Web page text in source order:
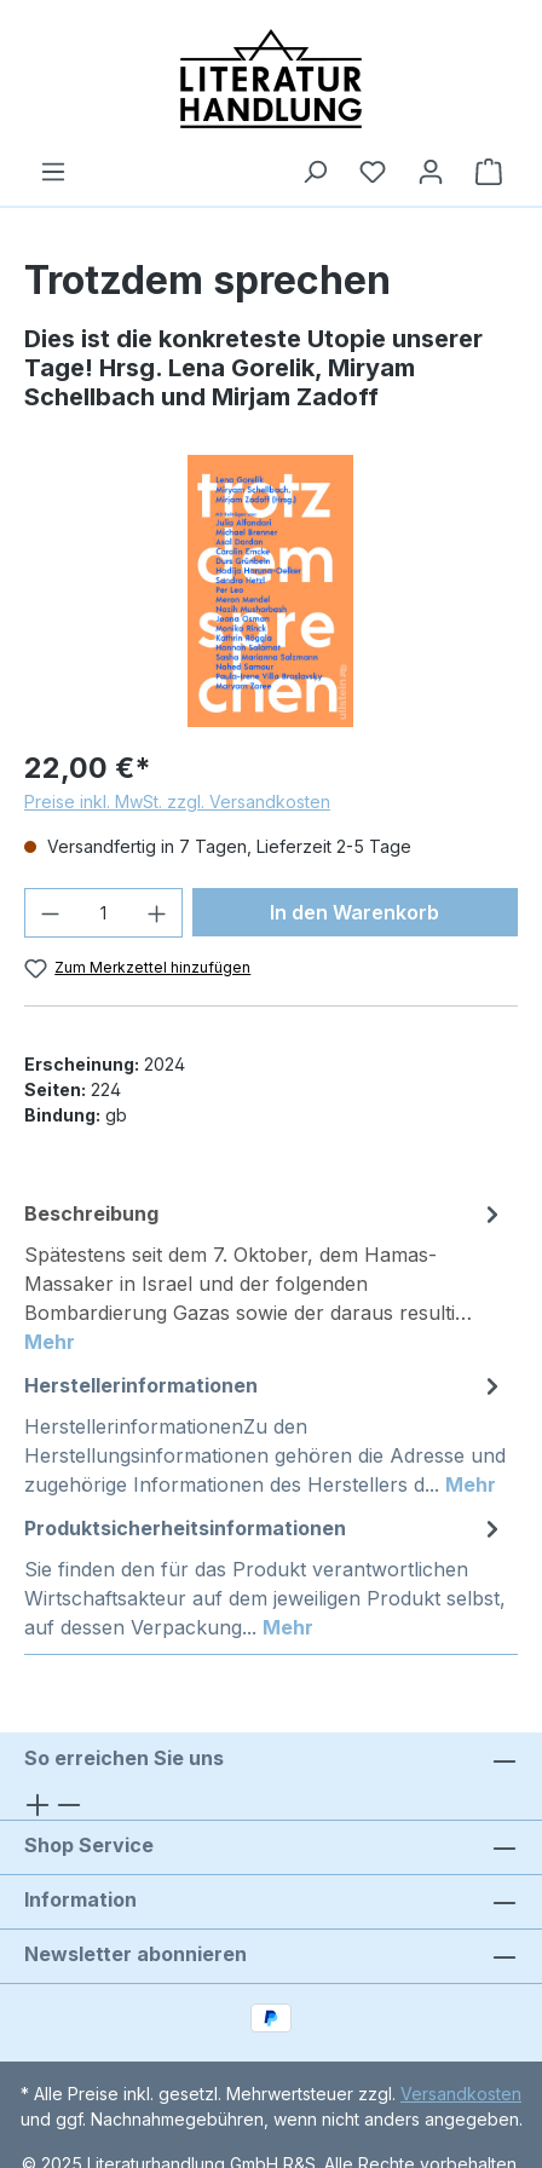
Trotzdem sprechen
Dies ist die konkreteste Utopie unserer
Tage! Hrsg. Lena Gorelik, Miryam
Schellbach und Mirjam Zadoff
22,00 €*
Preise inkl. MwSt. zzgl. Versandkosten
Versandfertig in 7 Tagen, Lieferzeit 2-5 Tage
Produkt Anzahl: Gib denIn den Warenkorb
Zum Merkzettel hinzufügen
Erscheinung: 2024
Seiten: 224
Bindung: gb
Beschreibung
Spätestens seit dem 7. Oktober, dem Hamas-
Massaker in Israel und der folgenden
Bombardierung Gazas sowie der daraus resulti…
Mehr
Herstellerinformationen
HerstellerinformationenZu den
Herstellungsinformationen gehören die Adresse und
zugehörige Informationen des Herstellers d... Mehr
Produktsicherheitsinformationen
Sie finden den für das Produkt verantwortlichen
Wirtschaftsakteur auf dem jeweiligen Produkt selbst,
auf dessen Verpackung... Mehr
So erreichen Sie uns
Shop Service
Information
Newsletter abonnieren
* Alle Preise inkl. gesetzl. Mehrwertsteuer zzgl. Versandkosten
und ggf. Nachnahmegebühren, wenn nicht anders angegeben.